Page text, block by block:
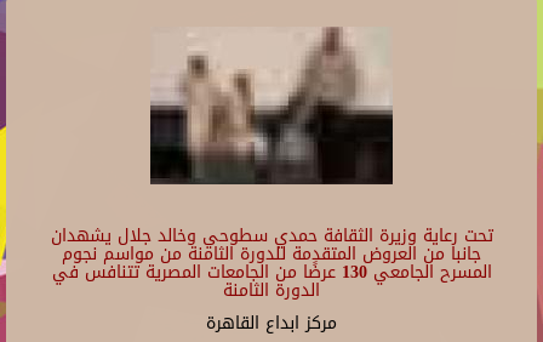
تحت رعاية وزيرة الثقافة حمدي سطوحي وخالد جلال يشهدان
جانبا من العروض المتقدمة للدورة الثامنة من مواسم نجوم
المسرح الجامعي 130 عرضًا من الجامعات المصرية تتنافس في
الدورة الثامنة
مركز ابداع القاهرة